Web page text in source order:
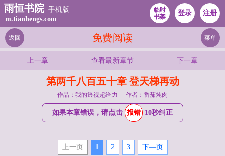
雨恒书院 手机版
m.tianhengs.com
临时
书架
登录 注册
免费阅读
返回 菜单
上一章 查看最新章节 下一章
第两千八百五十章 登天梯再动
作品：我的透视超给力 作者：番茄炖肉
如果本章错误，请点击 报错 10秒纠正
上一页 1 2 3 下—页